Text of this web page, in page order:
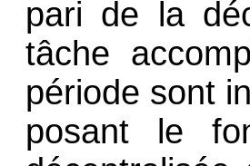
pari de la
tâche
période sont
posant le